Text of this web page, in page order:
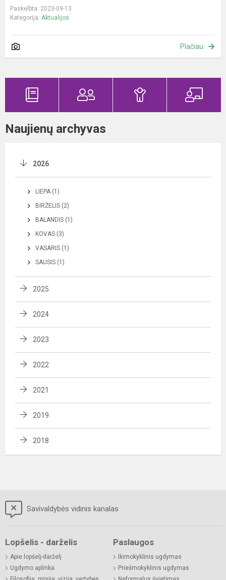
Paskelbta: 2023-09-13
Kategorija: Aktualijos
Plačiau
Naujienų archyvas
2026
LIEPA (1)
BIRŽELIS (2)
BALANDIS (1)
KOVAS (3)
VASARIS (1)
SAUSIS (1)
2025
2024
2023
2022
2021
2019
2018
Savivaldybės vidinis kanalas
Lopšelis - darželis
Apie lopšelį-darželį
Ugdymo aplinka
Paslaugos
Ikimokyklinis ugdymas
Priešmokyklinis ugdymas